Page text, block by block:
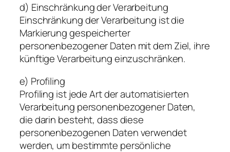
d) Einschränkung der Verarbeitung
Einschränkung der Verarbeitung ist die
Markierung gespeicherter
personenbezogener Daten mit dem Ziel, ihre
künftige Verarbeitung einzuschränken.
e) Profiling
Profiling ist jede Art der automatisierten
Verarbeitung personenbezogener Daten,
die darin besteht, dass diese
personenbezogenen Daten verwendet
werden, um bestimmte persönliche